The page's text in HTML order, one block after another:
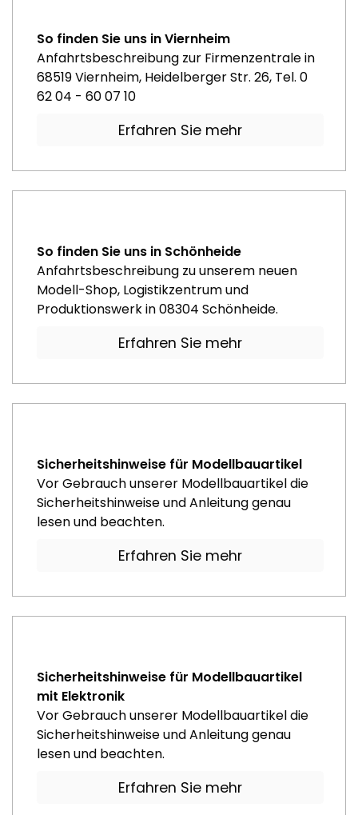
So finden Sie uns in Viernheim
Anfahrtsbeschreibung zur Firmenzentrale in
68519 Viernheim, Heidelberger Str. 26, Tel. 0
62 04 - 60 07 10
Erfahren Sie mehr
So finden Sie uns in Schönheide
Anfahrtsbeschreibung zu unserem neuen
Modell-Shop, Logistikzentrum und
Produktionswerk in 08304 Schönheide.
Erfahren Sie mehr
Sicherheitshinweise für Modellbauartikel
Vor Gebrauch unserer Modellbauartikel die
Sicherheitshinweise und Anleitung genau
lesen und beachten.
Erfahren Sie mehr
Sicherheitshinweise für Modellbauartikel
mit Elektronik
Vor Gebrauch unserer Modellbauartikel die
Sicherheitshinweise und Anleitung genau
lesen und beachten.
Erfahren Sie mehr